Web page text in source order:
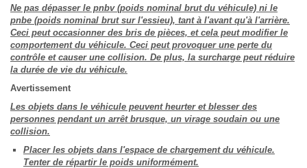
Ne pas dépasser le pnbv (poids nominal brut du véhicule) ni le
pnbe (poids nominal brut sur l'essieu), tant à l'avant qu'à l'arrière.
Ceci peut occasionner des bris de pièces, et cela peut modifier le
comportement du véhicule. Ceci peut provoquer une perte du
contrôle et causer une collision. De plus, la surcharge peut réduire
la durée de vie du véhicule.
Avertissement
Les objets dans le véhicule peuvent heurter et blesser des
personnes pendant un arrêt brusque, un virage soudain ou une
collision.
Placer les objets dans l'espace de chargement du véhicule.
Tenter de répartir le poids uniformément.